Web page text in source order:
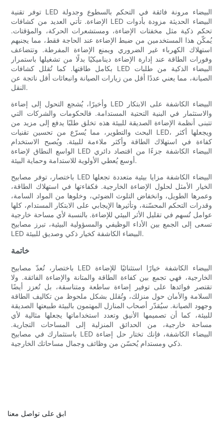
توفر تقنية LED البيضاء مرونة فائقة في التحكم بالسطوع وجدولة
الإضاءة. تأتي العديد من كشافات LED البيضاء الحديثة مزودة بأدوات
تحكم ذكية مثل مخفتات الإضاءة، ومستشعرات الحركة، والمؤقتات.
يُمكّن هذا المستخدمين من ضبط الإضاءة عند الحاجة فقط، مما يجنبهم
استهلاك الكهرباء غير الضروري ويمنع الإضاءة المفرطة. وتتضاعف
وفورات الطاقة عند إدارة الإضاءة ديناميكيًا بدلًا من تشغيلها باستمرار
بكامل طاقتها. كما تُقلل كشافات LED البيضاء الذكية من طلبات
الصيانة، مما يعني عددًا أقل من زيارات الصيانة وانبعاثات أقل ناتجة عن
النقل.
وأخيرًا، يُشجع التحول إلى إضاءة LED البيضاء الكاشفة على الابتكار
والاستثمار في البنية التحتية المستدامة. فالحكومات والشركات التي
تتبنى أنظمة الإضاءة الصديقة للبيئة هذه تخلق طلبًا يدفع إلى مزيد من
البحث والتطوير، مما يُسرّع من تحسين تقنيات LED، ويجعلها أكثر
كفاءة في استهلاك الطاقة وأكثر ملاءمة للبيئة. ويُصبح الاستخدام
الواسع النطاق لإضاءة LED البيضاء الكاشفة جزءًا من اقتصاد دائري
أوسع يُعطي الأولوية للاستدامة وحماية البيئة.
باختصار، توفر مصابيح LED البيضاء الكاشفة مزايا بيئية متعددة تجعلها
الخيار الأمثل لحلول الإضاءة الخارجية. فكفاءتها في استهلاك الطاقة،
وعمرها الطويل، وانخفاض التلوث الضوئي، وخلوها من المواد السامة،
وقدرات التحكم المحسّنة، وتأثيرها الإيجابي على الابتكار المستدام، كلها
عوامل تُسهم في تقليل الأثر البيئي للإضاءة. بالنسبة لأي مساحة خارجية
تسعى إلى الجمع بين الأداء الوظيفي والمسؤولية البيئية، تبرز مصابيح
LED البيضاء الكاشفة كخيار ذكي وصديق للبيئة.
خاتمة
باختصار، تُعدّ مصابيح LED البيضاء الكاشفة خيارًا استثنائيًا للإضاءة
الخارجية، فهي تجمع بين كفاءة الطاقة والمتانة والإضاءة الفائقة. ولا
تقتصر فوائدها على توفير إضاءة ساطعة ومتناسقة، بل تُعزز أيضًا
السلامة والأمان حول منزلك، وتُقلل بشكل ملحوظ من تكاليف الطاقة
وجهود الصيانة. سيُقدّر أصحاب المنازل المهتمون بالبيئة طبيعتها الصديقة
للبيئة، كما أن تصميمها الأنيق وتعدد استخداماتها يجعلها مثالية لأي
مساحة خارجية، من الحدائق المنزلية إلى المساحات التجارية.
باستثمارك في مصابيح LED البيضاء الكاشفة، فإنك تختار حل إضاءة
ذكي ومستدام يُحسّن من وظائف وجمال مساحاتك الخارجية.
ابق على تواصل معنا